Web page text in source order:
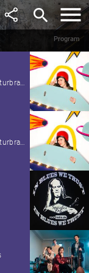
search
Program